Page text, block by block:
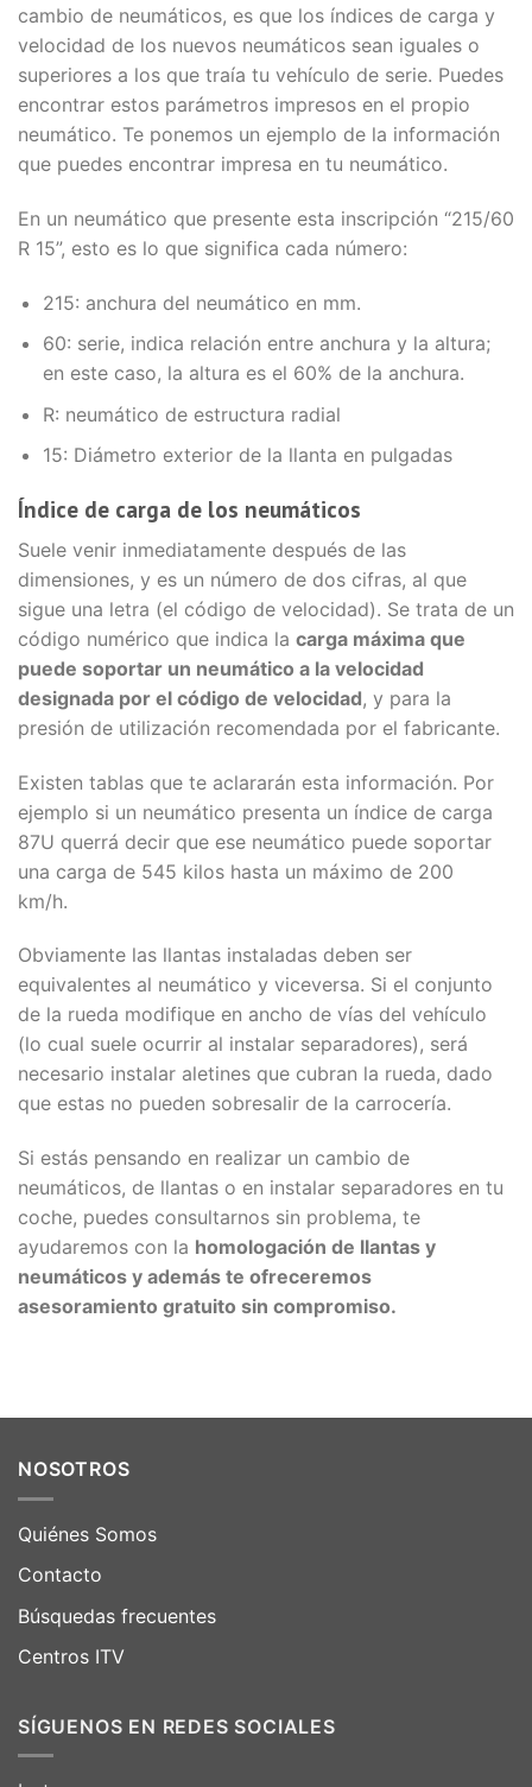
cambio de neumáticos, es que los índices de carga y
velocidad de los nuevos neumáticos sean iguales o
superiores a los que traía tu vehículo de serie. Puedes
encontrar estos parámetros impresos en el propio
neumático. Te ponemos un ejemplo de la información
que puedes encontrar impresa en tu neumático.
En un neumático que presente esta inscripción “215/60
R 15”, esto es lo que significa cada número:
215: anchura del neumático en mm.
60: serie, indica relación entre anchura y la altura;
en este caso, la altura es el 60% de la anchura.
R: neumático de estructura radial
15: Diámetro exterior de la llanta en pulgadas
Índice de carga de los neumáticos
Suele venir inmediatamente después de las
dimensiones, y es un número de dos cifras, al que
sigue una letra (el código de velocidad). Se trata de un
código numérico que indica la carga máxima que
puede soportar un neumático a la velocidad
designada por el código de velocidad, y para la
presión de utilización recomendada por el fabricante.
Existen tablas que te aclararán esta información. Por
ejemplo si un neumático presenta un índice de carga
87U querrá decir que ese neumático puede soportar
una carga de 545 kilos hasta un máximo de 200
km/h.
Obviamente las llantas instaladas deben ser
equivalentes al neumático y viceversa. Si el conjunto
de la rueda modifique en ancho de vías del vehículo
(lo cual suele ocurrir al instalar separadores), será
necesario instalar aletines que cubran la rueda, dado
que estas no pueden sobresalir de la carrocería.
Si estás pensando en realizar un cambio de
neumáticos, de llantas o en instalar separadores en tu
coche, puedes consultarnos sin problema, te
ayudaremos con la homologación de llantas y
neumáticos y además te ofreceremos
asesoramiento gratuito sin compromiso.
NOSOTROS
Quiénes Somos
Contacto
Búsquedas frecuentes
Centros ITV
SÍGUENOS EN REDES SOCIALES